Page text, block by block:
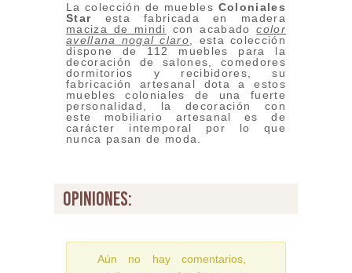
La colección de muebles Coloniales
Star esta fabricada en madera
maciza de mindi
con acabadocolor
avellana nogal claro, esta colección
dispone de 112 muebles para la
decoración de salones, comedores
dormitorios y recibidores, su
fabricación artesanal dota a estos
muebles coloniales de una fuerte
personalidad, la decoración con
este mobiliario artesanal es de
carácter intemporal por lo que
nunca pasan de moda.
opiniones:
Aún no hay comentarios,